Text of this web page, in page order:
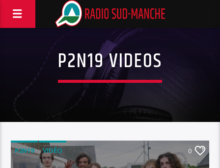
P2N19 VIDEOS
P2N19 VIDÉO 0